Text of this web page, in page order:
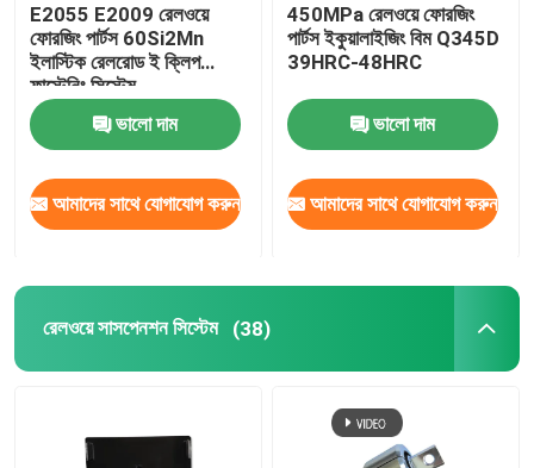
E2055 E2009 রেলওয়ে
ফোরজিং পার্টস 60Si2Mn
ইলাস্টিক রেলরোড ই ক্লিপ
ফাস্টেনিং সিস্টেম
ভালো দাম
আমাদের সাথে যোগাযোগ করুন
450MPa রেলওয়ে ফোরজিং
পার্টস ইকুয়ালাইজিং বিম Q345D
39HRC-48HRC
ভালো দাম
আমাদের সাথে যোগাযোগ করুন
রেলওয়ে সাসপেনশন সিস্টেম (38)